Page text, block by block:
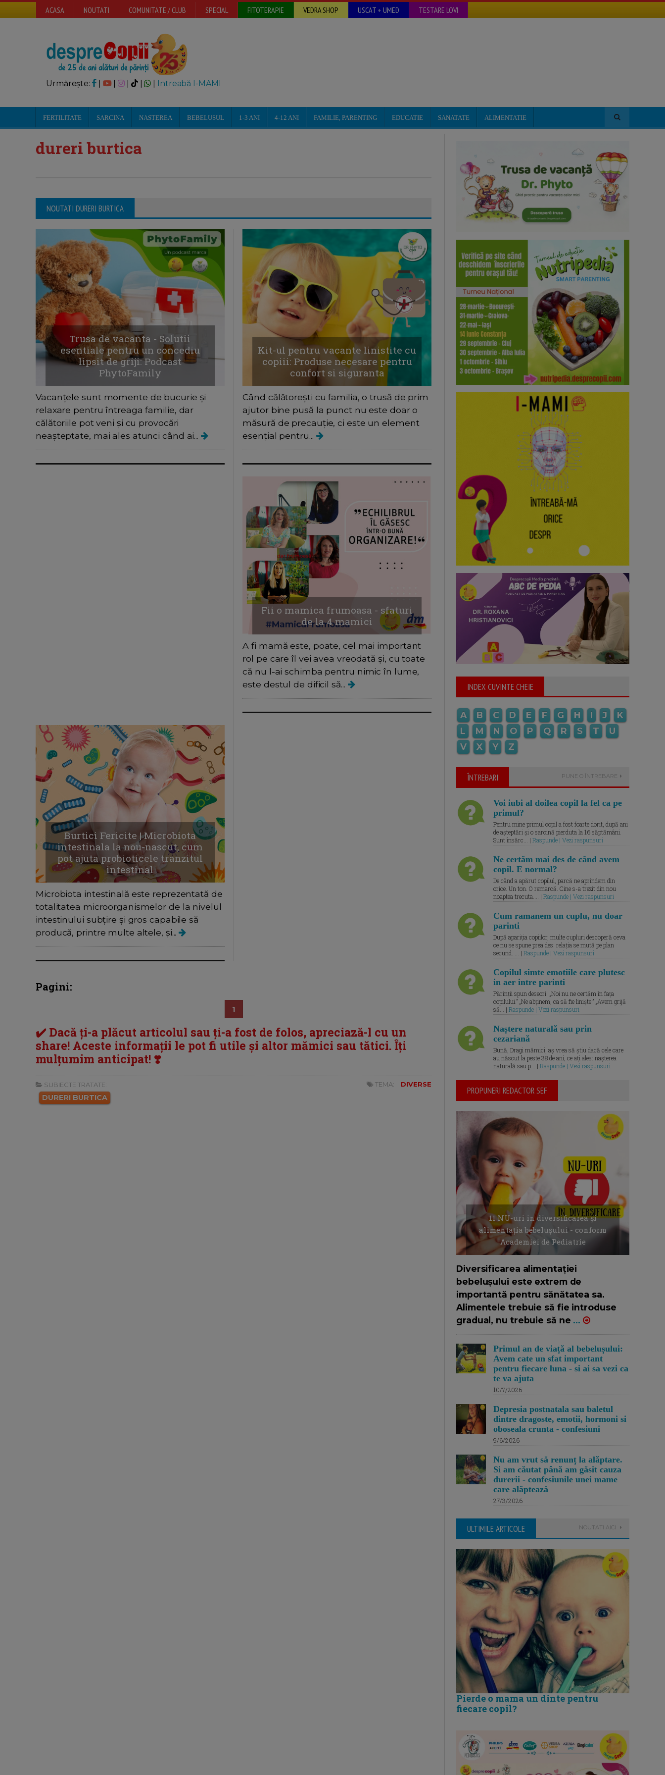
ACASA NOUTATI COMUNITATE / CLUB SPECIAL FITOTERAPIE VEDRA SHOP USCAT + UMED TESTARE LOVI
Urmărește: | | Intreabă I-MAMI
FERTILITATE SARCINA NASTEREA BEBELUSUL 1-3 ANI 4-12 ANI FAMILIE, PARENTING EDUCATIE SANATATE ALIMENTATIE
dureri burtica
NOUTATI DURERI BURTICA
Trusa de vacanta - Solutii
esentiale pentru un concediu
lipsit de griji: Podcast
PhytoFamily
Vacanțele sunt momente de bucurie și
relaxare pentru întreaga familie, dar
călătoriile pot veni și cu provocări
neașteptate, mai ales atunci când ai...
Kit-ul pentru vacante linistite cu
copiii: Produse necesare pentru
confort si siguranta
Când călătorești cu familia, o trusă de prim
ajutor bine pusă la punct nu este doar o
măsură de precauție, ci este un element
esențial pentru...
Fii o mamica frumoasa - sfaturi
de la 4 mamici
A fi mamă este, poate, cel mai important
rol pe care îl vei avea vreodată și, cu toate
că nu l-ai schimba pentru nimic în lume,
este destul de dificil să...
Burtici Fericite | Microbiota
intestinala la nou-nascut, cum
pot ajuta probioticele tranzitul
intestinal
Microbiota intestinală este reprezentată de
totalitatea microorganismelor de la nivelul
intestinului subțire și gros capabile să
producă, printre multe altele, și...
Pagini:
1
✔️ Dacă ți-a plăcut articolul sau ți-a fost de folos, apreciază-l cu un
share! Aceste informații le pot fi utile și altor mămici sau tătici. Îți
mulțumim anticipat! ❣️
SUBIECTE TRATATE:
DURERI BURTICA
TEMA: DIVERSE
INDEX CUVINTE CHEIE
A B C D E F G H I J
K
L
M N O P Q R S T
U
V
X Y Z
ÎNTREBARI PUNE O ÎNTREBARE
Voi iubi al doilea copil la fel ca pe
primul?
Pentru mine primul copil a fost foarte dorit, după ani
de așteptări și o sarcină pierduta la 16 săptămâni.
Sunt însărc... | Raspunde | Vezi raspunsuri
Ne certăm mai des de când avem
copil. E normal?
De când a apărut copilul, parcă ne aprindem din
orice. Un ton. O remarcă. Cine s-a trezit din nou
noaptea trecuta.... | Raspunde | Vezi raspunsuri
Cum ramanem un cuplu, nu doar
parinti
După apariția copiilor, multe cupluri descoperă ceva
ce nu se spune prea des: relația se mută pe plan
secund. ... | Raspunde | Vezi raspunsuri
Copilul simte emotiile care plutesc
in aer intre parinti
Părinții spun deseori: „Noi nu ne certăm în fața
copilului.” „Ne abținem, ca să fie liniște.” „Avem grijă
să... | Raspunde | Vezi raspunsuri
Naștere naturală sau prin
cezariană
Bună, Dragi mămici, aș vrea să știu dacă cele care
au născut la peste 38 de ani, ce ați ales: nașterea
naturală sau p... | Raspunde | Vezi raspunsuri
PROPUNERI REDACTOR SEF
11 NU-uri in diversificarea și
alimentația bebelușului - conform
Academiei de Pediatrie
Diversificarea alimentației
bebelușului este extrem de
importantă pentru sănătatea sa.
Alimentele trebuie să fie introduse
gradual, nu trebuie să ne ...
Primul an de viață al bebelușului:
Avem cate un sfat important
pentru fiecare luna - si ai sa vezi ca
te va ajuta
10/7/2026
Depresia postnatala sau baletul
dintre dragoste, emotii, hormoni si
oboseala crunta - confesiuni
9/6/2026
Nu am vrut să renunț la alăptare.
Si am căutat până am găsit cauza
durerii - confesiunile unei mame
care alăptează
27/3/2026
ULTIMILE ARTICOLE NOUTATI AICI
Pierde o mama un dinte pentru
fiecare copil?